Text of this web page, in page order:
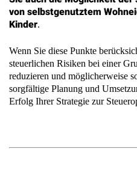
Wenn Sie diese Punkte
steuerlichen Risiken bei einer
sorgfältige Planung und
Erfolg Ihrer Strategie zur